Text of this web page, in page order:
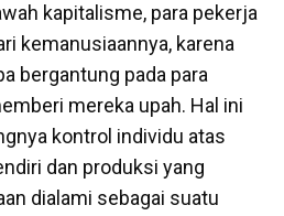
kapitalisme, para pekerja
kemanusiaannya, karena
bergantung pada para
mereka upah. Hal ini
kontrol individu atas
dan produksi yang
dialami sebagai suatu